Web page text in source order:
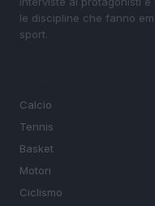
le discipline che fanno
sport.
Calcio
Tennis
Basket
Motori
Ciclismo